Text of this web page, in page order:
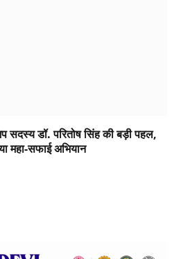
डॉ. परितोष सिंह की बड़ी पहल,
महा-सफाई अभियान